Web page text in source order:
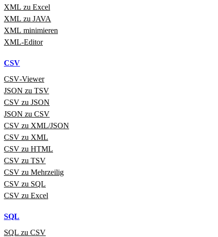
XML zu Excel
XML zu JAVA
XML minimieren
XML‑Editor
CSV
CSV‑Viewer
JSON zu TSV
CSV zu JSON
JSON zu CSV
CSV zu XML/JSON
CSV zu XML
CSV zu HTML
CSV zu TSV
CSV zu Mehrzeilig
CSV zu SQL
CSV zu Excel
SQL
SQL zu CSV